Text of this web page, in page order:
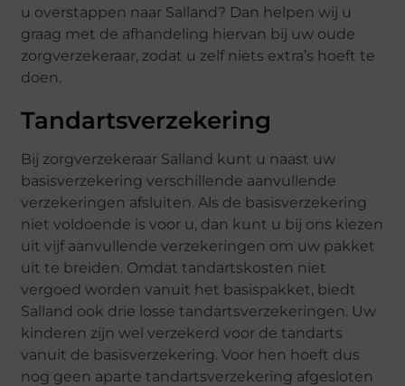
u overstappen naar Salland? Dan helpen wij u
graag met de afhandeling hiervan bij uw oude
zorgverzekeraar, zodat u zelf niets extra’s hoeft te
doen.
Tandartsverzekering
Bij zorgverzekeraar Salland kunt u naast uw
basisverzekering verschillende aanvullende
verzekeringen afsluiten. Als de basisverzekering
niet voldoende is voor u, dan kunt u bij ons kiezen
uit vijf aanvullende verzekeringen om uw pakket
uit te breiden. Omdat tandartskosten niet
vergoed worden vanuit het basispakket, biedt
Salland ook drie losse tandartsverzekeringen. Uw
kinderen zijn wel verzekerd voor de tandarts
vanuit de basisverzekering. Voor hen hoeft dus
nog geen aparte tandartsverzekering afgesloten